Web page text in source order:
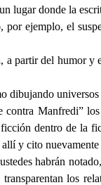
lugar donde la
ejemplo, el
partir del humor
dibujando
Manfredi”
dentro de la
y cito
habrán
los